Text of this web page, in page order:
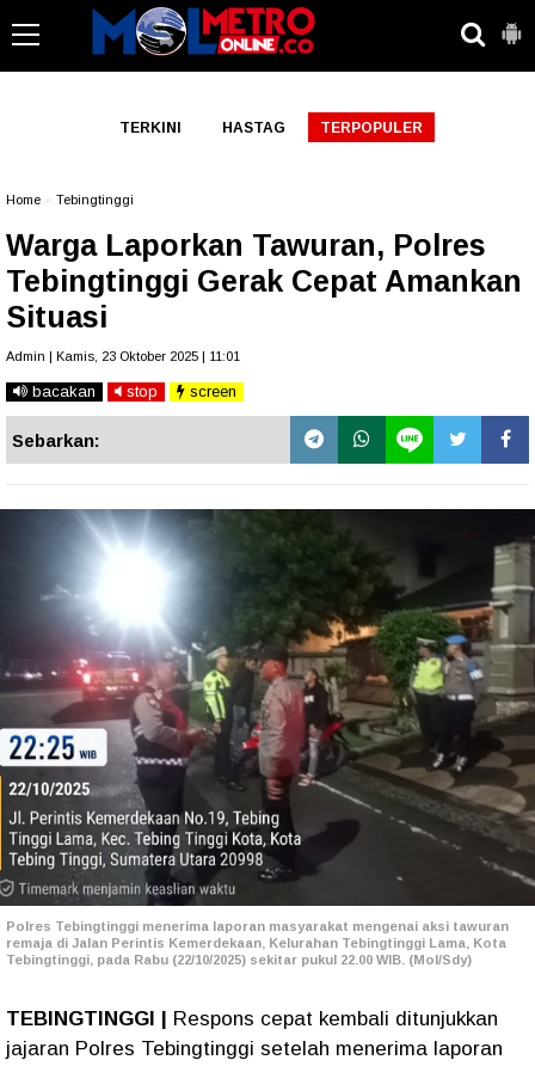
TERKINI HASTAG TERPOPULER
Home Tebingtinggi
Warga Laporkan Tawuran, Polres
Tebingtinggi Gerak Cepat Amankan
Situasi
Admin | Kamis, 23 Oktober 2025 | 11:01
bacakan stop screen
Sebarkan:
Polres Tebingtinggi menerima laporan masyarakat mengenai aksi tawuran
remaja di Jalan Perintis Kemerdekaan, Kelurahan Tebingtinggi Lama, Kota
Tebingtinggi, pada Rabu (22/10/2025) sekitar pukul 22.00 WIB. (Mol/Sdy)
TEBINGTINGGI | Respons cepat kembali ditunjukkan
jajaran Polres Tebingtinggi setelah menerima laporan